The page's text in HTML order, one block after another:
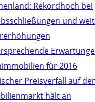
Rekordhoch bei
und
für 2016
Preisverfall auf
hält an